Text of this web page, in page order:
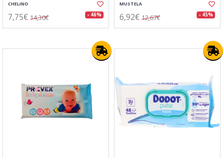
CHELINO
7,75€ 14,30€ - 46%
MUSTELA
6,92€ 12,67€ - 45%